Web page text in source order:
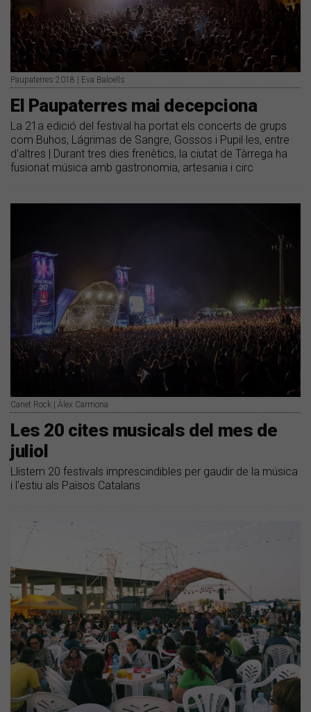
Paupaterres 2018 | Eva Balcells
El Paupaterres mai decepciona
La 21a edició del festival ha portat els concerts de grups
com Buhos, Lágrimas de Sangre, Gossos i Pupil·les, entre
d'altres | Durant tres dies frenètics, la ciutat de Tàrrega ha
fusionat música amb gastronomia, artesania i circ
Canet Rock | Àlex Carmona
Les 20 cites musicals del mes de
juliol
Llistem 20 festivals imprescindibles per gaudir de la música
i l'estiu als Països Catalans